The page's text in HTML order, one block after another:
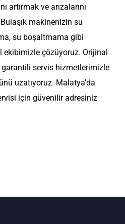
artırmak ve arızalarını
makinenizin su
su boşaltmama gibi
ekibimizle çözüyoruz. Orijinal
garantili servis hizmetlerimizle
uzatıyoruz. Malatya’da
için güvenilir adresiniz